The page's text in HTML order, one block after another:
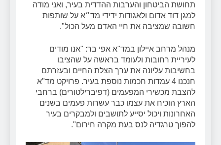
תחושת הביטחון והערבות ההדדית בעיר, ואני מודה
למגן דוד אדום ולאגודות ידידי מד״א על שותפות
חשובה שמציבה את חיי האדם מעל הכול".
מנהל מרחב איילון במד"א אפי בר: "אנו מודים
לעיריית רחובות ולעומד בראשה על שהציבו
בחשיבות עליונה את ערך הצלת החיים ובעזרתם
חנכנו 4 עמדות חכמות נוספת בעיר. פרויקט מד"א
להצבת מכשירי המפעמים (דפיברילטורים) ברחבי
הארץ הוכיח את עצמו כבר עשרות פעמים בשנים
האחרונות ויכול יסייע לתושבים ולמבקרים בעיר
להפוך טרגדיה לנס בעת מקרה חירום".